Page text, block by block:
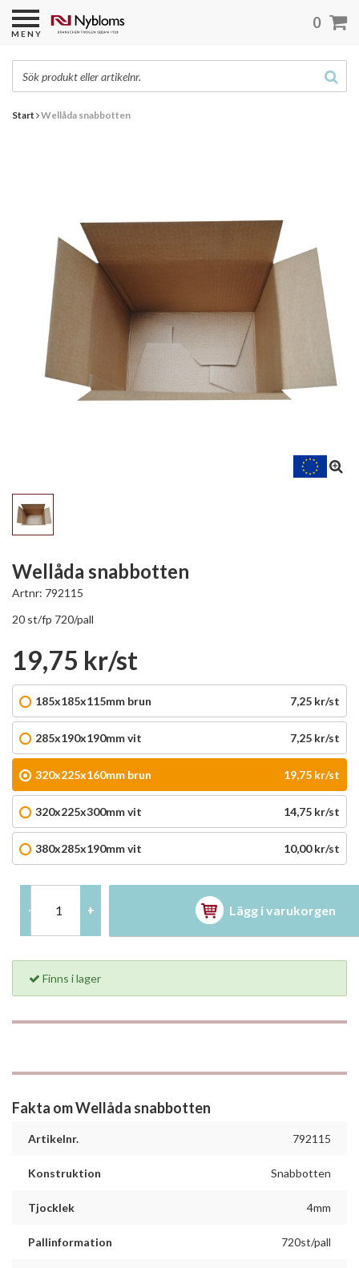
Start Wellåda snabbotten
Wellåda snabbotten
Artnr: 792115
20 st/fp 720/pall
19,75 kr/st
185x185x115mm brun 7,25 kr/st
285x190x190mm vit 7,25 kr/st
320x225x160mm brun 19,75 kr/st
320x225x300mm vit 14,75 kr/st
380x285x190mm vit 10,00 kr/st
- + Lägg i varukorgen
Finns i lager
Fakta om Wellåda snabbotten
Artikelnr. 792115
Konstruktion Snabbotten
Tjocklek 4mm
Pallinformation 720st/pall
MENY
0